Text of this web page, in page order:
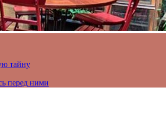
тайну
перед ними